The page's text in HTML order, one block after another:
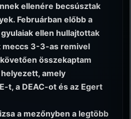
ellenére becsúsztak
Februárban előbb a
ellen hullajtottak
meccs 3-3-as remivel
összekaptam
amely
t, a DEAC-ot és az Egert
a mezőnyben a legtöbb